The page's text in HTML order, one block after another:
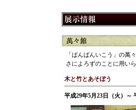
「ばんばんいこう」の萬
さによろずのことに用いら
木と竹とあそぼう
平成29年5月23日（火）～